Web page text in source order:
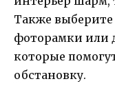
Также
фоторамки или
которые
обстановку.